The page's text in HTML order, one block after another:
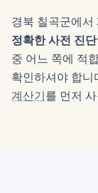
경북 칠곡군에서
정확한 사전 진단
중 어느 쪽에 적
확인하셔야 합니
계산기를 먼저